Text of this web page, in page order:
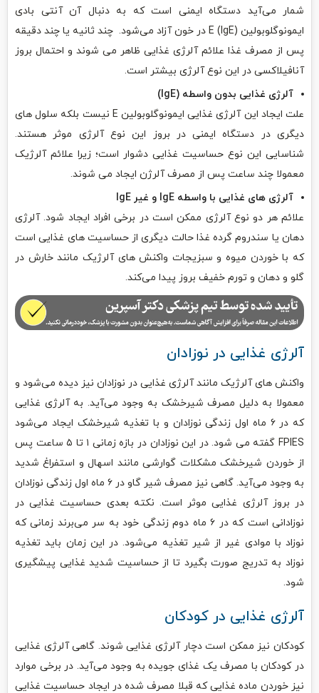
شمار می‌آید دستگاه ایمنی است که به دنبال آن آنتی بادی
ایمونوگلوبولین (IgE) E در خون آزاد می‌شود. چند ثانیه یا چند دقیقه
پس از مصرف غذا علائم آلرژی غذایی ظاهر می‌ شوند و احتمال بروز
آنافیلاکسی در این نوع آلرژی بیشتر است.
آلرژی غذایی بدون واسطه (IgE
)
علت ایجاد این آلرژی غذایی‌ ایمونوگلوبولین E نیست بلکه سلول‌ های
دیگری در دستگاه ایمنی در بروز این نوع آلرژی موثر هستند.
شناسایی این‌ نوع حساسیت غذایی دشوار است؛ زیرا علائم آلرژیک
معمولا چند ساعت پس از مصرف آلرژن ایجاد می‌ شوند.
آلرژی ‌های غذایی با واسطه IgE و غیر IgE
علائم هر دو نوع آلرژی ممکن است در برخی افراد ایجاد شود. آلرژی
دهان یا سندروم گرده غذا حالت دیگری از حساسیت‌ های غذایی است
که با خوردن میوه و سبزیجات واکنش‌ های آلرژیک مانند خارش در
گلو و دهان و تورم خفیف بروز پیدا می‌کند.
آلرژی غذایی در نوزادان
واکنش‌ های آلرژیک مانند آلرژی غذایی در نوزادان نیز دیده می‌شود و
معمولا به دلیل مصرف شیرخشک به وجود می‌آید. به آلرژی غذایی
که در ۶ ماه اول زندگی نوزادان و با تغذیه شیرخشک ایجاد می‌شود
FPIES گفته می‌ شود. در این نوزادان در بازه زمانی ۱ تا ۵ ساعت پس
از خوردن شیرخشک مشکلات گوارشی مانند اسهال و استفراغ شدید
به وجود می‌آید. گاهی نیز مصرف شیر گاو در ۶ ماه اول زندگی نوزادان
در بروز آلرژی غذایی موثر است. نکته بعدی حساسیت غذایی در
نوزادانی است که در ۶ ماه دوم زندگی خود به سر می‌برند‌ زمانی که
نوزاد با موادی غیر از شیر تغذیه می‌شود. در این زمان باید تغذیه
نوزاد به تدریج صورت بگیرد تا از حساسیت شدید غذایی پیشگیری
شود.
آلرژی غذایی در کودکان
کودکان نیز ممکن است دچار آلرژی غذایی شوند. گاهی آلرژی غذایی
در کودکان با مصرف یک غذای جویده به وجود می‌آید. در برخی موارد
نیز خوردن ماده غذایی‌ که قبلا مصرف شده در ایجاد حساسیت غذایی